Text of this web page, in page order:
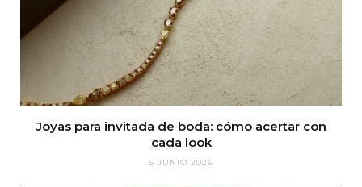
Joyas para invitada de boda: cómo acertar con
cada look
5 JUNIO 2026